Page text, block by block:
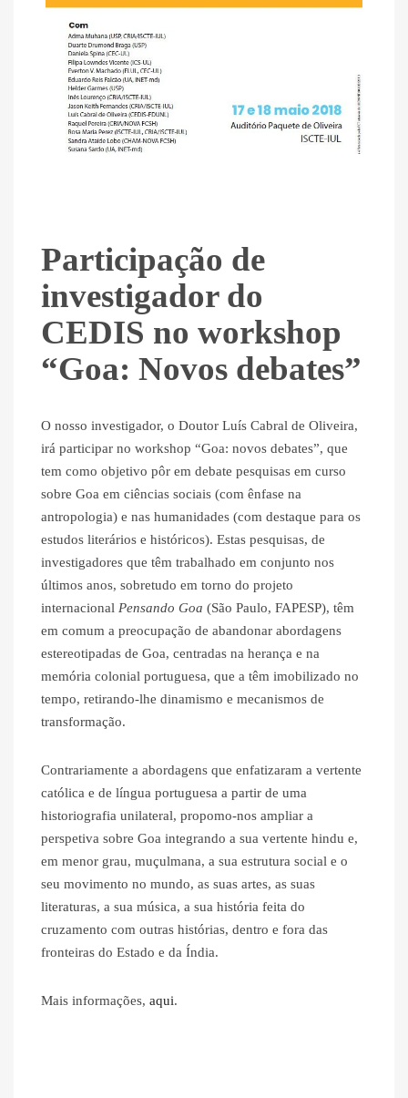
Participação de
investigador do
CEDIS no workshop
“Goa: Novos debates”
O nosso investigador, o Doutor Luís Cabral de Oliveira,
irá participar no workshop “Goa: novos debates”, que
tem como objetivo pôr em debate pesquisas em curso
sobre Goa em ciências sociais (com ênfase na
antropologia) e nas humanidades (com destaque para os
estudos literários e históricos). Estas pesquisas, de
investigadores que têm trabalhado em conjunto nos
últimos anos, sobretudo em torno do projeto
internacional Pensando Goa (São Paulo, FAPESP), têm
em comum a preocupação de abandonar abordagens
estereotipadas de Goa, centradas na herança e na
memória colonial portuguesa, que a têm imobilizado no
tempo, retirando-lhe dinamismo e mecanismos de
transformação.
Contrariamente a abordagens que enfatizaram a vertente
católica e de língua portuguesa a partir de uma
historiografia unilateral, propomo-nos ampliar a
perspetiva sobre Goa integrando a sua vertente hindu e,
em menor grau, muçulmana, a sua estrutura social e o
seu movimento no mundo, as suas artes, as suas
literaturas, a sua música, a sua história feita do
cruzamento com outras histórias, dentro e fora das
fronteiras do Estado e da Índia.
Mais informações, aqui.